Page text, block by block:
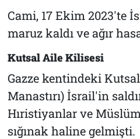
Cami, 17 Ekim 2023'te
maruz kaldı ve ağır
Kutsal Aile Kilisesi
Gazze kentindeki
Manastırı) İsrail'in
Hıristiyanlar ve
sığınak haline gelmişti.